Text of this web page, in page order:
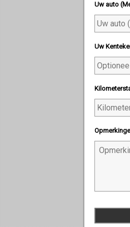
Uw auto
Uw